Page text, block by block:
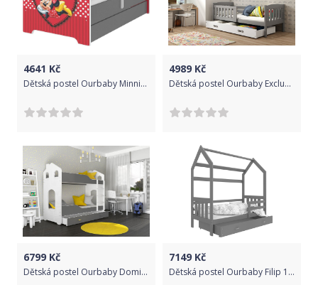
4641 Kč
Dětská postel Ourbaby Minnie Heart 160x80 cm
4989 Kč
Dětská postel Ourbaby Exclusive šedá 190x80 cm
6799 Kč
Dětská postel Ourbaby Dominik 160x80 cm
7149 Kč
Dětská postel Ourbaby Filip 160x80 cm